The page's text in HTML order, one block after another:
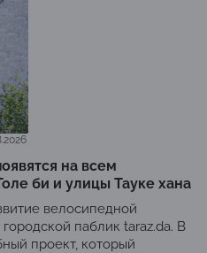
на всем
би и улицы Тауке хана
велосипедной
паблик taraz.da. В
проект, который